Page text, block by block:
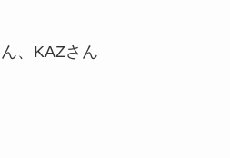
、KAZさん